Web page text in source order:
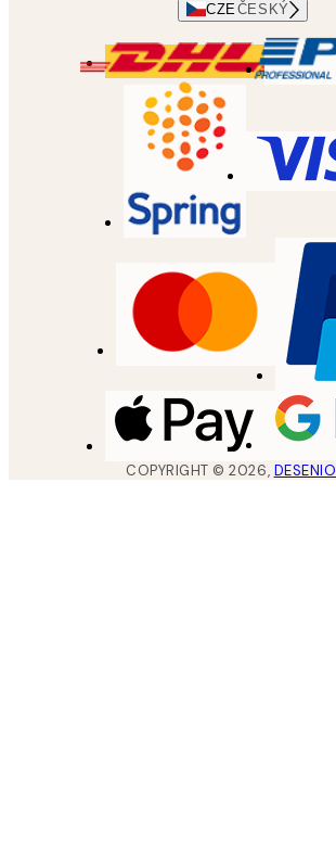
CZEČESKÝ
COPYRIGHT ©2026, DESENIO